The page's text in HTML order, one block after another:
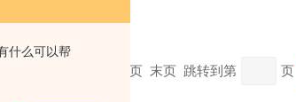
什么可以帮
页 首页 上一页 下一页 末页 跳转到第 页